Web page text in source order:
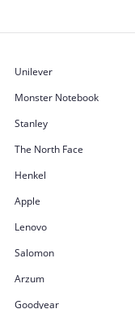
Unilever
Monster Notebook
Stanley
The North Face
Henkel
Apple
Lenovo
Salomon
Arzum
Goodyear